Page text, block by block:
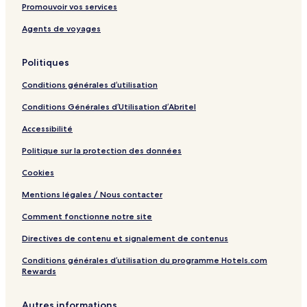
i
o
n
Promouvoir vos services
Agents de voyages
Politiques
Conditions générales d’utilisation
Conditions Générales d’Utilisation d’Abritel
Accessibilité
Politique sur la protection des données
Cookies
Mentions légales / Nous contacter
Comment fonctionne notre site
Directives de contenu et signalement de contenus
Conditions générales d’utilisation du programme Hotels.com
Rewards